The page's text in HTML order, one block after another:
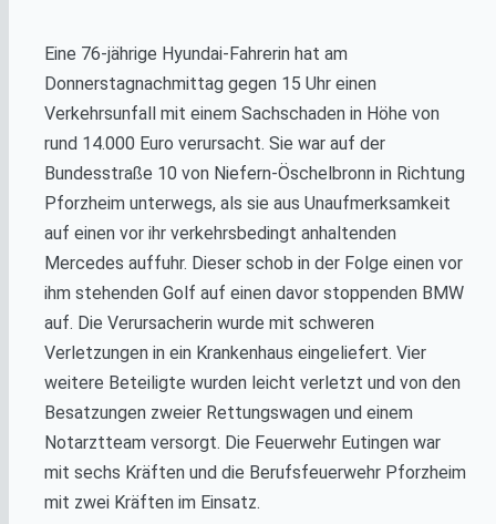
Eine 76-jährige Hyundai-Fahrerin hat am
Donnerstagnachmittag gegen 15 Uhr einen
Verkehrsunfall mit einem Sachschaden in Höhe von
rund 14.000 Euro verursacht. Sie war auf der
Bundesstraße 10 von Niefern-Öschelbronn in Richtung
Pforzheim unterwegs, als sie aus Unaufmerksamkeit
auf einen vor ihr verkehrsbedingt anhaltenden
Mercedes auffuhr. Dieser schob in der Folge einen vor
ihm stehenden Golf auf einen davor stoppenden BMW
auf. Die Verursacherin wurde mit schweren
Verletzungen in ein Krankenhaus eingeliefert. Vier
weitere Beteiligte wurden leicht verletzt und von den
Besatzungen zweier Rettungswagen und einem
Notarztteam versorgt. Die Feuerwehr Eutingen war
mit sechs Kräften und die Berufsfeuerwehr Pforzheim
mit zwei Kräften im Einsatz.